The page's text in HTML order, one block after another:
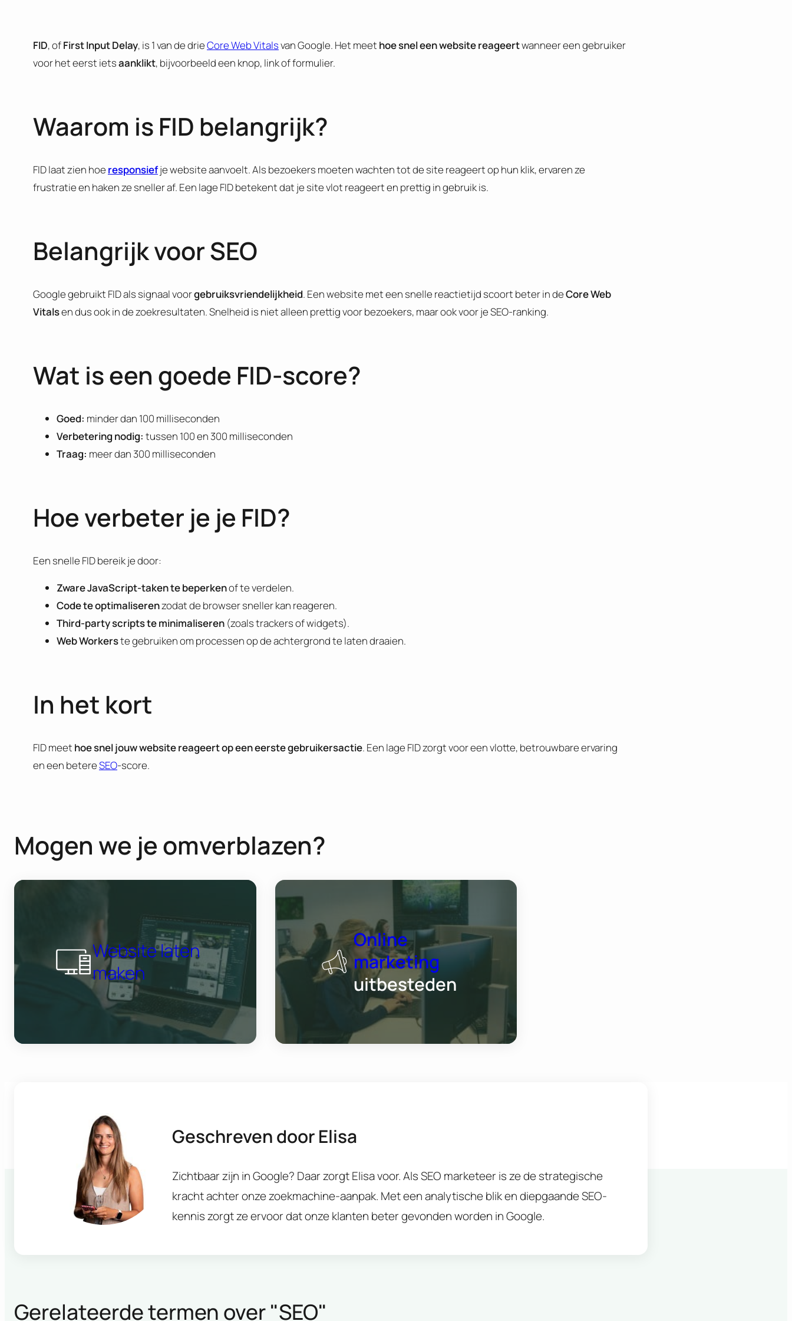
FID, ofFirst Input Delay, is 1 van de drieCore Web Vitalsvan Google. Het meet hoe snel een website reageertwanneer een gebruiker
voor het eerst ietsaanklikt, bijvoorbeeld een knop, link of formulier.
Waarom is FID belangrijk?
FID laat zien hoe responsiefje website aanvoelt. Als bezoekers moeten wachten tot de site reageert op hun klik, ervaren ze
frustratie en haken ze sneller af. Een lage FID betekent dat je site vlot reageert en prettig in gebruik is.
Belangrijk voor SEO
Google gebruikt FID als signaal voorgebruiksvriendelijkheid. Een website met een snelle reactie­tijd scoort beter in deCore Web
Vitalsen dus ook in de zoekresultaten. Snelheid is niet alleen prettig voor bezoekers, maar ook voor je SEO-ranking.
Wat is een goede FID-score?
Goed: minder dan 100 milliseconden
Verbetering nodig: tussen 100 en 300 milliseconden
Traag: meer dan 300 milliseconden
Hoe verbeter je je FID?
Een snelle FID bereik je door:
Zware JavaScript-taken te beperkenof te verdelen.
Code te optimaliserenzodat de browser sneller kan reageren.
Third-party scripts te minimaliseren (zoals trackers of widgets).
Web Workerste gebruiken om processen op de achtergrond te laten draaien.
In het kort
FID meet hoe snel jouw website reageert op eeneerstegebruikersactie. Een lage FID zorgt voor een vlotte, betrouwbare ervaring
en een betereSEO-score.
Mogen we je omverblazen?
Website laten
maken
Online
marketing
uitbesteden
Geschreven doorElisa
Zichtbaar zijn in Google? Daar zorgt Elisa voor. Als SEO marketeer is ze de strategische
kracht achter onze zoekmachine-aanpak. Met een analytische blik en diepgaande SEO-
kennis zorgt ze ervoor dat onze klanten beter gevonden worden in Google.
Gerelateerde termen over "SEO"